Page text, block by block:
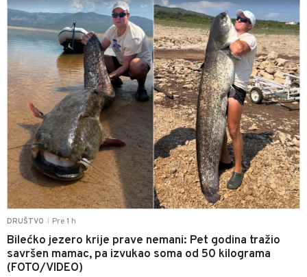
DRUŠTVO Pre 1 h
Bilećko jezero krije prave nemani: Pet godina tražio
savršen mamac, pa izvukao soma od 50 kilograma
(FOTO/VIDEO)